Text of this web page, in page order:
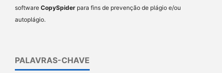
software CopySpider para fins de prevenção de plágio e/ou
autoplágio.
PALAVRAS-CHAVE